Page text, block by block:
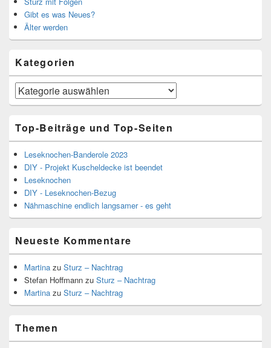
Gibt es was Neues?
Älter werden
Kategorien
Kategorien
Top-Beiträge und Top-Seiten
Leseknochen-Banderole 2023
DIY - Projekt Kuscheldecke ist beendet
Leseknochen
DIY - Leseknochen-Bezug
Nähmaschine endlich langsamer - es geht
Neueste Kommentare
Martina zu Sturz – Nachtrag
Stefan Hoffmann zu Sturz – Nachtrag
Martina zu Sturz – Nachtrag
Themen